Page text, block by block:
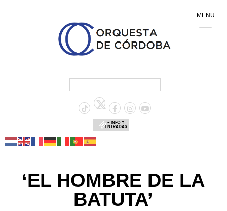
+ INFO Y
ENTRADAS
‘EL HOMBRE DE LA
BATUTA’
MENU